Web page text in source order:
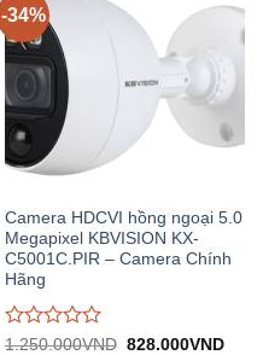
-34%
Camera HDCVI hồng ngoại 5.0
Megapixel KBVISION KX-
C5001C.PIR – Camera Chính
Hãng
Được
1.250.000VND Giá
828.000VNDGiá